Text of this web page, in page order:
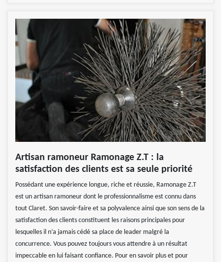
Artisan ramoneur Ramonage Z.T : la
satisfaction des clients est sa seule priorité
Possédant une expérience longue, riche et réussie, Ramonage Z.T
est un artisan ramoneur dont le professionnalisme est connu dans
tout Claret. Son savoir-faire et sa polyvalence ainsi que son sens de la
satisfaction des clients constituent les raisons principales pour
lesquelles il n’a jamais cédé sa place de leader malgré la
concurrence. Vous pouvez toujours vous attendre à un résultat
impeccable en lui faisant confiance. Pour en savoir plus et pour